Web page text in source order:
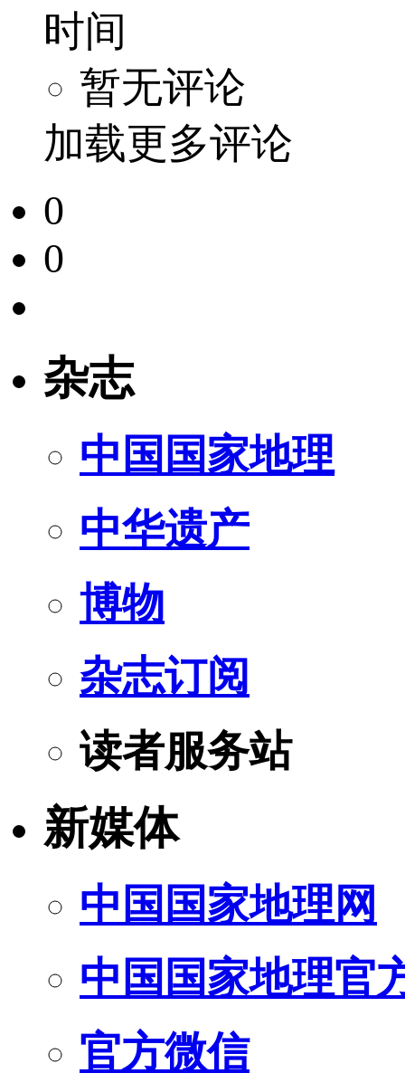
时间
暂无评论
加载更多评论
0
0
杂志
中国国家地理
中华遗产
博物
杂志订阅
读者服务站
新媒体
中国国家地理网
中国国家地理官
官方微信